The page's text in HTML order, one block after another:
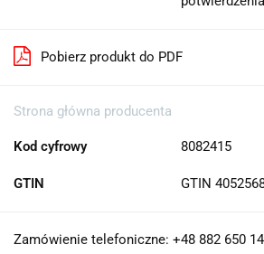
Pobierz produkt do PDF
Strona główna producenta
Kod cyfrowy 8082415
GTIN GTIN
Zamówienie telefoniczne: +48 882 650